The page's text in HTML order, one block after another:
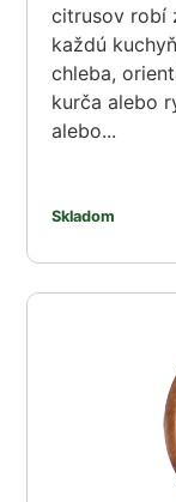
citrusov robí
každú
chleba,
kurča alebo
alebo...
Skladom